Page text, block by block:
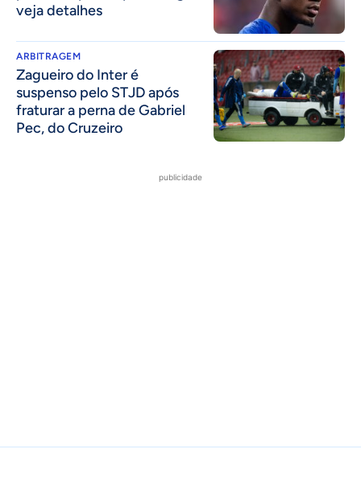
veja detalhes
ARBITRAGEM
Zagueiro do Inter é
suspenso pelo STJD após
fraturar a perna de Gabriel
Pec, do Cruzeiro
publicidade